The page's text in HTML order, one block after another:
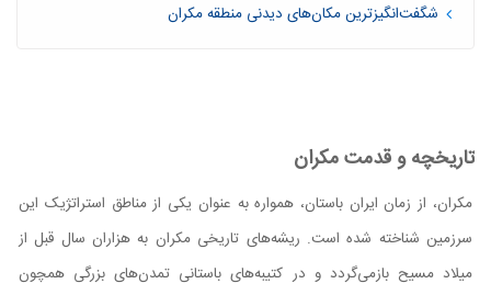
شگفت‌انگیزترین مکان‌های دیدنی منطقه مکران
تاریخچه و قدمت مکران
مکران، از زمان ایران باستان، همواره به عنوان یکی از مناطق استراتژیک این
سرزمین شناخته شده است. ریشه‌های تاریخی مکران به هزاران سال قبل از
میلاد مسیح بازمی‌گردد و در کتیبه‌های باستانی تمدن‌های بزرگی همچون